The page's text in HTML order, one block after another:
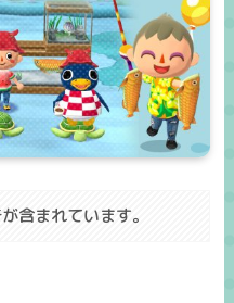
含まれています。